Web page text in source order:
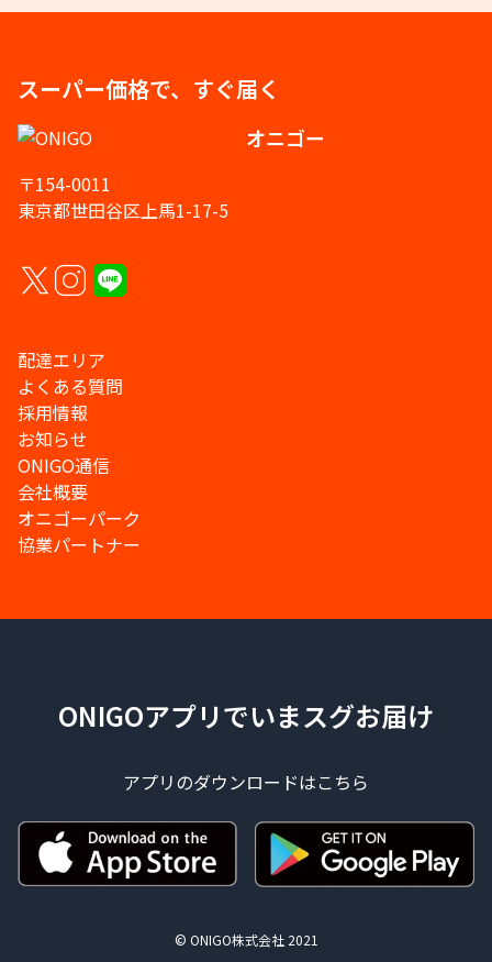
スーパー価格で、すぐ届く
オニゴー
〒154-0011
東京都世田谷区上馬1-17-5
配達エリア
よくある質問
採用情報
お知らせ
ONIGO通信
会社概要
オニゴーパーク
協業パートナー
ONIGOアプリでいまスグお届け
アプリのダウンロードはこちら
© ONIGO株式会社 2021